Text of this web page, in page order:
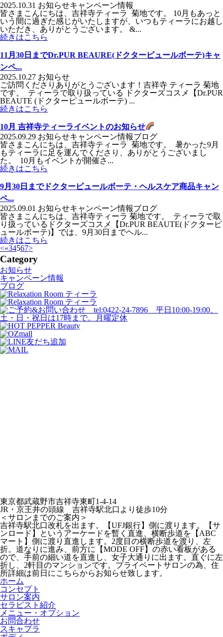
2025.10.31 お知らせキャンペーン情報
皆さまこんにちは、吉祥寺ティーラ 菊地です。 10月もあっと
いう間に過ぎた感じがいたしますが、いつもティーラにお越し
いただき、ありがとうございます。 &...
続きはこちら
11月30日までDr.PUR BEAURE(ドクターピュールボーテ)キャ
ンペ...
2025.10.27 お知らせ
ご訪問くださりありがとうございます！吉祥寺 ティーラ 菊地
です。 ティーラで取り扱っている ドクターズコスメ【Dr.PUR
BEAUTE (ドクターピュールボーテ) ...
続きはこちら
10月 吉祥寺ティーライベントのお知らせ
2025.09.29 お知らせキャンペーン情報ブログ
皆さまこんにちは、吉祥寺ティーラ 菊地です。 暑かった9月
もティーラに足を運んでくださり、ありがとうございまし
た。 10月もイベントが開催さ...
続きはこちら
9月30日までドクターピュールボーテ・ヘルスケア商品キャン
ペ...
2025.09.01 お知らせキャンペーン情報ブログ
皆さまこんにちは、吉祥寺ティーラ 菊地です。 ティーラで取
り扱っているドクターズコスメ【Dr.PUR BEAUTE(ドクターピ
ュールボーテ)】では、9月30日までヘル...
続きはこちら
<«34567>
Category
お知らせ
キャンペーン情報
ブログ
東京都武蔵野市吉祥寺東町1-4-14
JR・京王井の頭線 吉祥寺駅北口より徒歩10分
＜サロンまでのご案内＞
吉祥寺駅北口改札を出ます。【UFJ銀行】側に渡ります。【サ
ンロード】というアーケードを暫く直進、横断歩道を【ABC
マート】側に渡り直進します。2度目の横断歩道を渡り、左
折。道なりに進み、前方に【MODE OFF】の赤い看板がある
ので、手前の細い道を直進し、女子大通りに出ます。直ぐに左
折し、2軒目のマンションです。プライベートサロンの為、住
所詳細は前日にこちらからお知らせ致します。
ホーム
コンセプト
サロン案内
セラピスト紹介
メニュー・オプション
お問合わせ
スキャプラ